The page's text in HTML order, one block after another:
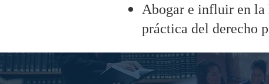
Abogar e influir en la
práctica del derecho